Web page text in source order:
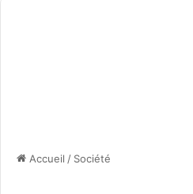
Accueil / Société